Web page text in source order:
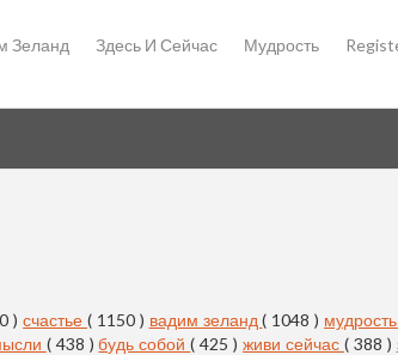
Зеланд Здесь И Сейчас Мудрость
)счастье ( 1150 ) вадим зеланд( 1048 ) мудрость
( 438 )будь собой( 425 )живи сейчас ( 388 )